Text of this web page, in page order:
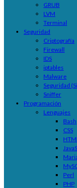
GRUB
LVM
Terminal
Seguridad
Criptografía
Firewall
IDS
iptables
Malware
Seguridad
Sniffer
Programación
Lenguajes
Bash
CSS
Perl
PHP